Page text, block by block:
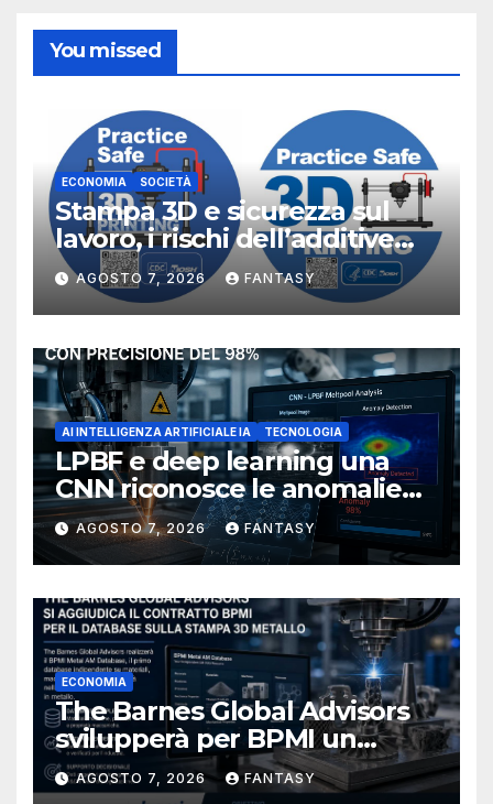
You missed
ECONOMIA SOCIETÀ
Stampa 3D e sicurezza sul
lavoro, i rischi dell’additive
manufacturing secondo
NIOSH
AGOSTO 7, 2026 FANTASY
AI INTELLIGENZA ARTIFICIALE IA TECNOLOGIA
LPBF e deep learning una
CNN riconosce le anomalie
del bagno di fusione
AGOSTO 7, 2026 FANTASY
ECONOMIA
The Barnes Global Advisors
svilupperà per BPMI un
database per la stampa 3D
metallica destinata alla filiera
AGOSTO 7, 2026 FANTASY